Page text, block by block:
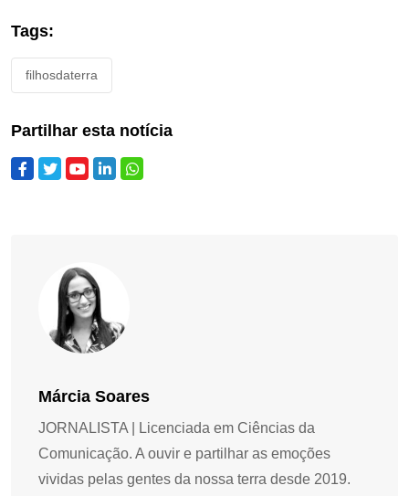
Tags:
filhosdaterra
Partilhar esta notícia
Márcia Soares
JORNALISTA | Licenciada em Ciências da
Comunicação. A ouvir e partilhar as emoções
vividas pelas gentes da nossa terra desde 2019.